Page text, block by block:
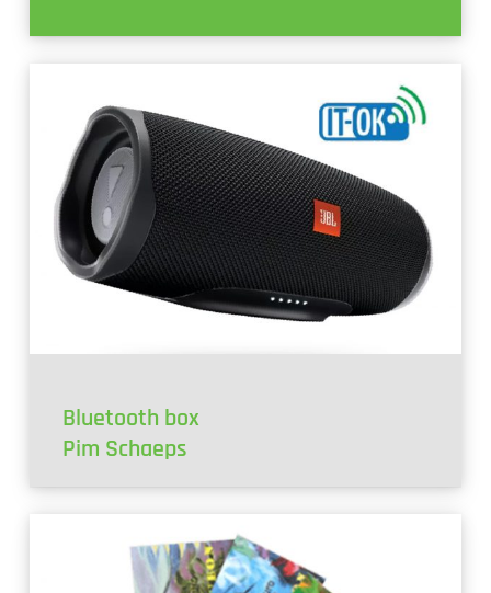
Bluetooth box
Pim Schaeps